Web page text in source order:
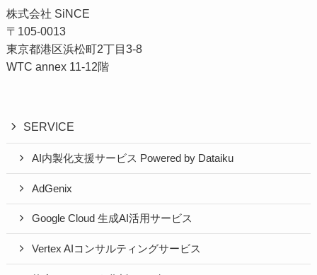
株式会社 SiNCE
〒105-0013
東京都港区浜松町2丁目3-8
WTC annex 11-12階
SERVICE
AI内製化支援サービス Powered by Dataiku
AdGenix
Google Cloud 生成AI活用サービス
Vertex AIコンサルティングサービス